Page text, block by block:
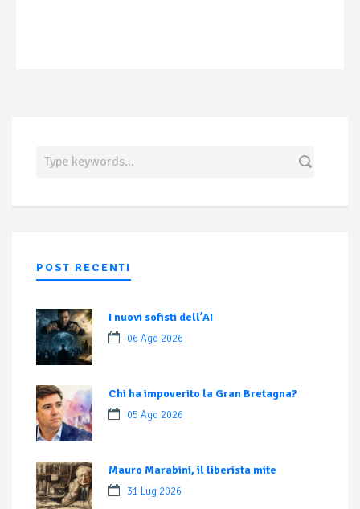
POST RECENTI
I nuovi sofisti dell’AI
06 Ago 2026
Chi ha impoverito la Gran Bretagna?
05 Ago 2026
Mauro Marabini, il liberista mite
31 Lug 2026